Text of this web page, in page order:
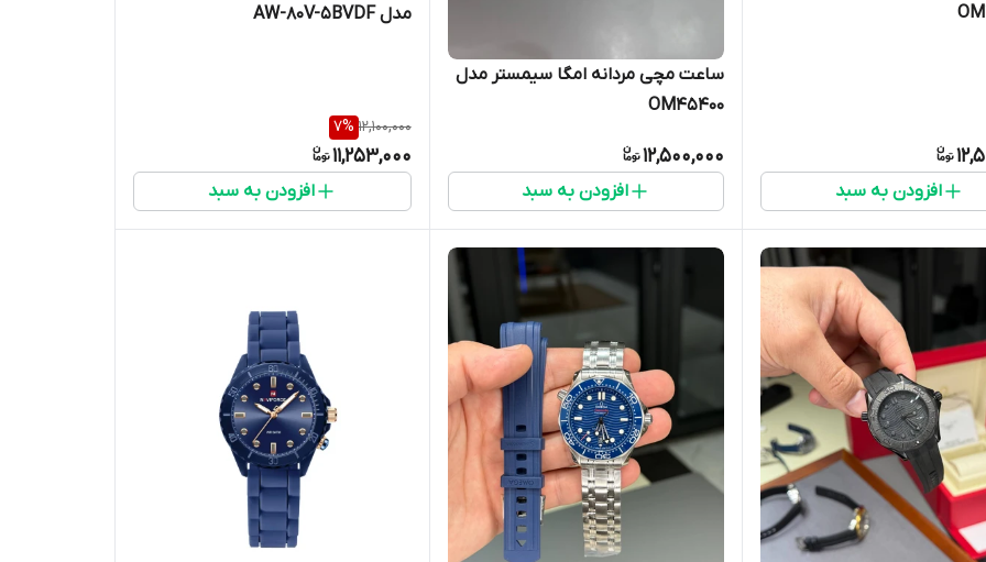
افزودن به سبد
ساعت مچی مردانه امگا سیمستر مدل
OM45400
12,500,000
افزودن به سبد
مدل AW-80V-5BVDF
12,100,000
7%
11,253,000
افزودن به سبد